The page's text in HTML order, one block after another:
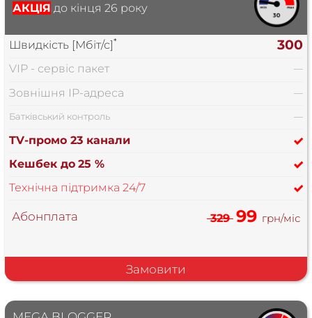
АКЦІЯ до кінця 26 року
Швидкість [Мбіт/с]* 300
VIP - сервіс пакет —
Зовнішня IP-адреса —
Батківський контроль —
TV-промо 23 канали
Кешбек до 25 %
Технічна підтримка 24/7
Абонплата 329 99 грн/міс
Замовити